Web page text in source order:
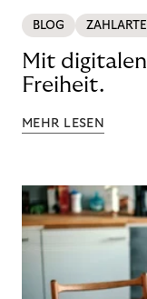
BLOG
Mit
Freiheit.
MEHR LESEN